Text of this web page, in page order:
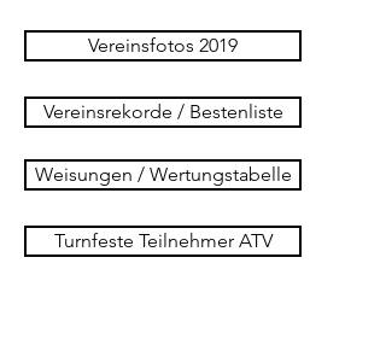
Vereinsfotos 2019
Vereinsrekorde / Bestenliste
Weisungen / Wertungstabelle
Turnfeste Teilnehmer ATV